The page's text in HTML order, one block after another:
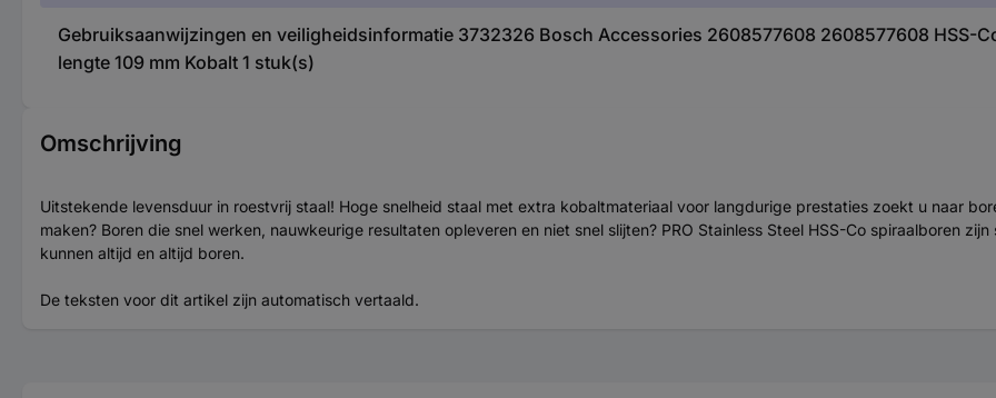
Gebruiksaanwijzingen en veiligheidsinformatie 3732326 Bosch Accessories 2608577608 2608577608 HSS-
lengte 109 mm Kobalt 1 stuk(s)
Omschrijving
Uitstekende levensduur in roestvrij staal! Hoge snelheid staal met extra kobaltmateriaal voor langdurige prestaties zoekt u naar
maken? Boren die snel werken, nauwkeurige resultaten opleveren en niet snel slijten? PRO Stainless Steel HSS-Co spiraalboren
kunnen altijd en altijd boren.
De teksten voor dit artikel zijn automatisch vertaald.